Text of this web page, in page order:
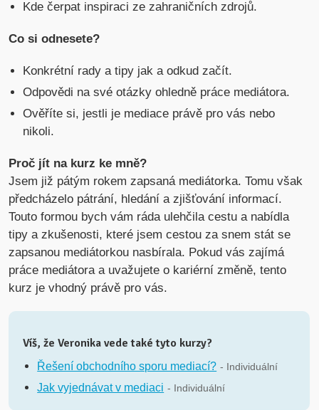
Kde čerpat inspiraci ze zahraničních zdrojů.
Co si odnesete?
Konkrétní rady a tipy jak a odkud začít.
Odpovědi na své otázky ohledně práce mediátora.
Ověříte si, jestli je mediace právě pro vás nebo
nikoli.
Proč jít na kurz ke mně?
Jsem již pátým rokem zapsaná mediátorka. Tomu však
předcházelo pátrání, hledání a zjišťování informací.
Touto formou bych vám ráda ulehčila cestu a nabídla
tipy a zkušenosti, které jsem cestou za snem stát se
zapsanou mediátorkou nasbírala. Pokud vás zajímá
práce mediátora a uvažujete o kariérní změně, tento
kurz je vhodný právě pro vás.
Víš, že Veronika vede také tyto kurzy?
Řešení obchodního sporu mediací? - Individuální
Jak vyjednávat v mediaci - Individuální